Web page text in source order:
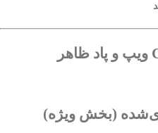
(بخش ویژه)